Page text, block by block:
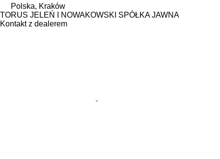
Polska, Kraków
TORUS JELEŃ I NOWAKOWSKI SPÓŁKA JAWNA
Kontakt z dealerem